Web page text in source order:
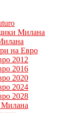
Милана
на Евро
2012
2016
2020
2024
2028